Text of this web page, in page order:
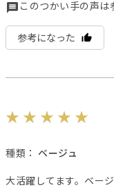
このつかい手の声は
参考になった
種類： ベージュ
大活躍してます。ベー